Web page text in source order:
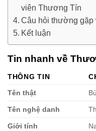
viên Thương Tín
Câu hỏi thường
Kết luận
Tin nhanh về
THÔNG TIN
Tên thật
Tên nghệ danh
Giới tính